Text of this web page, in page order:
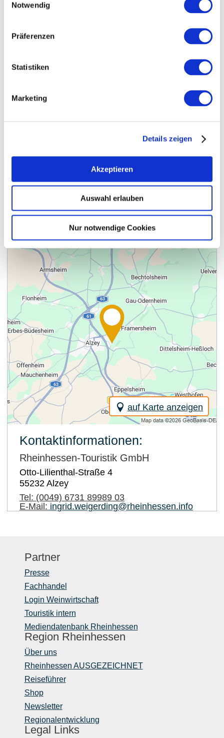
Notwendig
Präferenzen
Statistiken
Marketing
Details zeigen
Akzeptieren
Auswahl erlauben
Nur notwendige Cookies
Weitere Infos & Downloads
auf Karte anzeigen
Kontaktinformationen:
Rheinhessen-Touristik GmbH
Otto-Lilienthal-Straße 4
55232 Alzey
Tel: (0049) 6731 89989 03
E-Mail: ingrid.weigerding@rheinhessen.info
Partner
Presse
Fachhandel
Login Weinwirtschaft
Touristik intern
Mediendatenbank Rheinhessen
Region Rheinhessen
Über uns
Rheinhessen AUSGEZEICHNET
Reiseführer
Shop
Newsletter
Regionalentwicklung
Legal Links